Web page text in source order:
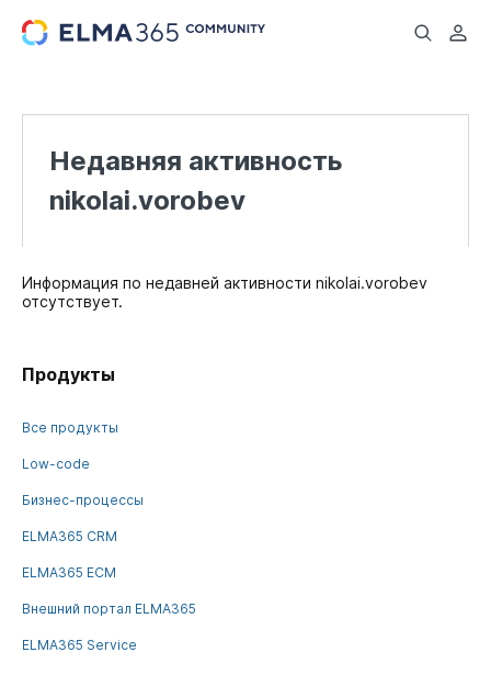
...
Недавняя активность
nikolai.vorobev
Информация по недавней активности nikolai.vorobev
отсутствует.
Продукты
Все продукты
Low-code
Бизнес-процессы
ELMA365 CRM
ELMA365 ECM
Внешний портал ELMA365
ELMA365 Service